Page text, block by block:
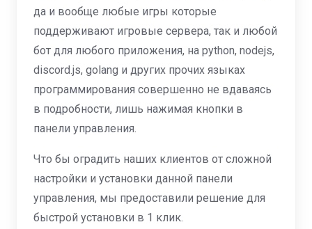
да и вообще любые игры которые
поддерживают игровые сервера, так и любой
бот для любого приложения, на python, nodejs,
discord.js, golang и других прочих языках
программирования совершенно не вдаваясь
в подробности, лишь нажимая кнопки в
панели управления.
Что бы оградить наших клиентов от сложной
настройки и установки данной панели
управления, мы предоставили решение для
быстрой установки в 1 клик.